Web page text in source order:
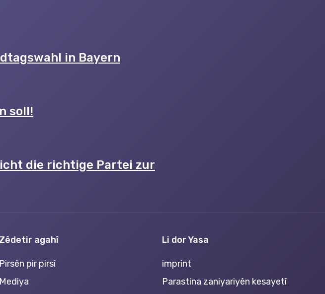
in Bayern
soll!
die richtige Partei zur
Zêdetir agahî
Pirsên pir pirsî
Mediya
Li dor Yasa
imprint
Parastina zaniyariyên kesayetî